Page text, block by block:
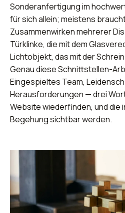
Sonderanfertigung im
für sich allein; meistens
Zusammenwirken mehrerer
Türklinke, die mit dem
Lichtobjekt, das mit der
Genau diese Schnittstellen-
Eingespieltes Team,
Herausforderungen — drei
Website wiederfinden, und die
Begehung sichtbar werden.